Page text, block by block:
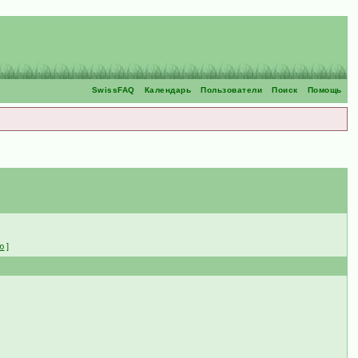
Помощь
Поиск
Пользователи
Календарь
SwissFAQ
]